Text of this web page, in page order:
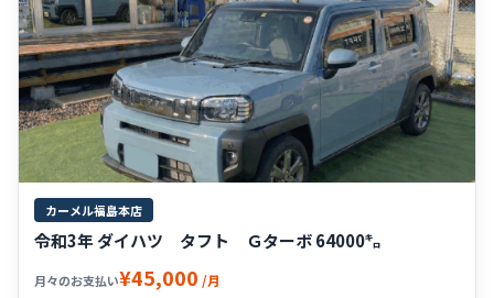
カーメル福島本店
令和3年 ダイハツ タフト Ｇターボ 64000㌔
月々のお支払い¥45,000 /月